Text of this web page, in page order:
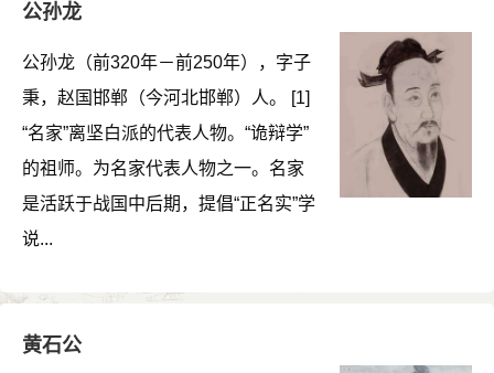
公孙龙
公孙龙（前320年－前250年），字子
秉，赵国邯郸（今河北邯郸）人。 [1]
“名家”离坚白派的代表人物。“诡辩学”
的祖师。为名家代表人物之一。名家
是活跃于战国中后期，提倡“正名实”学
说...
黄石公